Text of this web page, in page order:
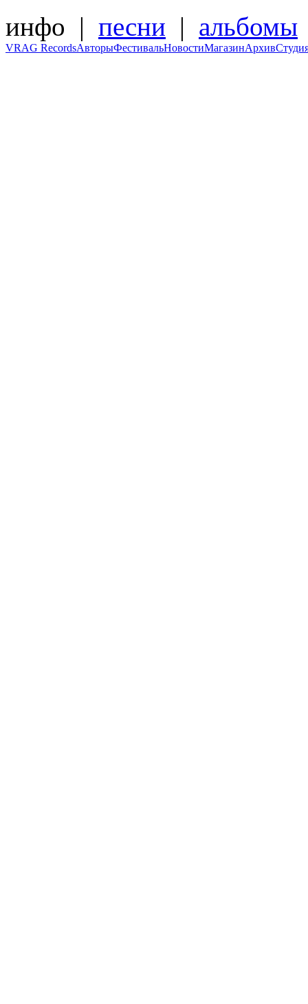
инфо | песни | альбомы
VRAG RecordsАвторыФестивальНовостиМагазинАрхив